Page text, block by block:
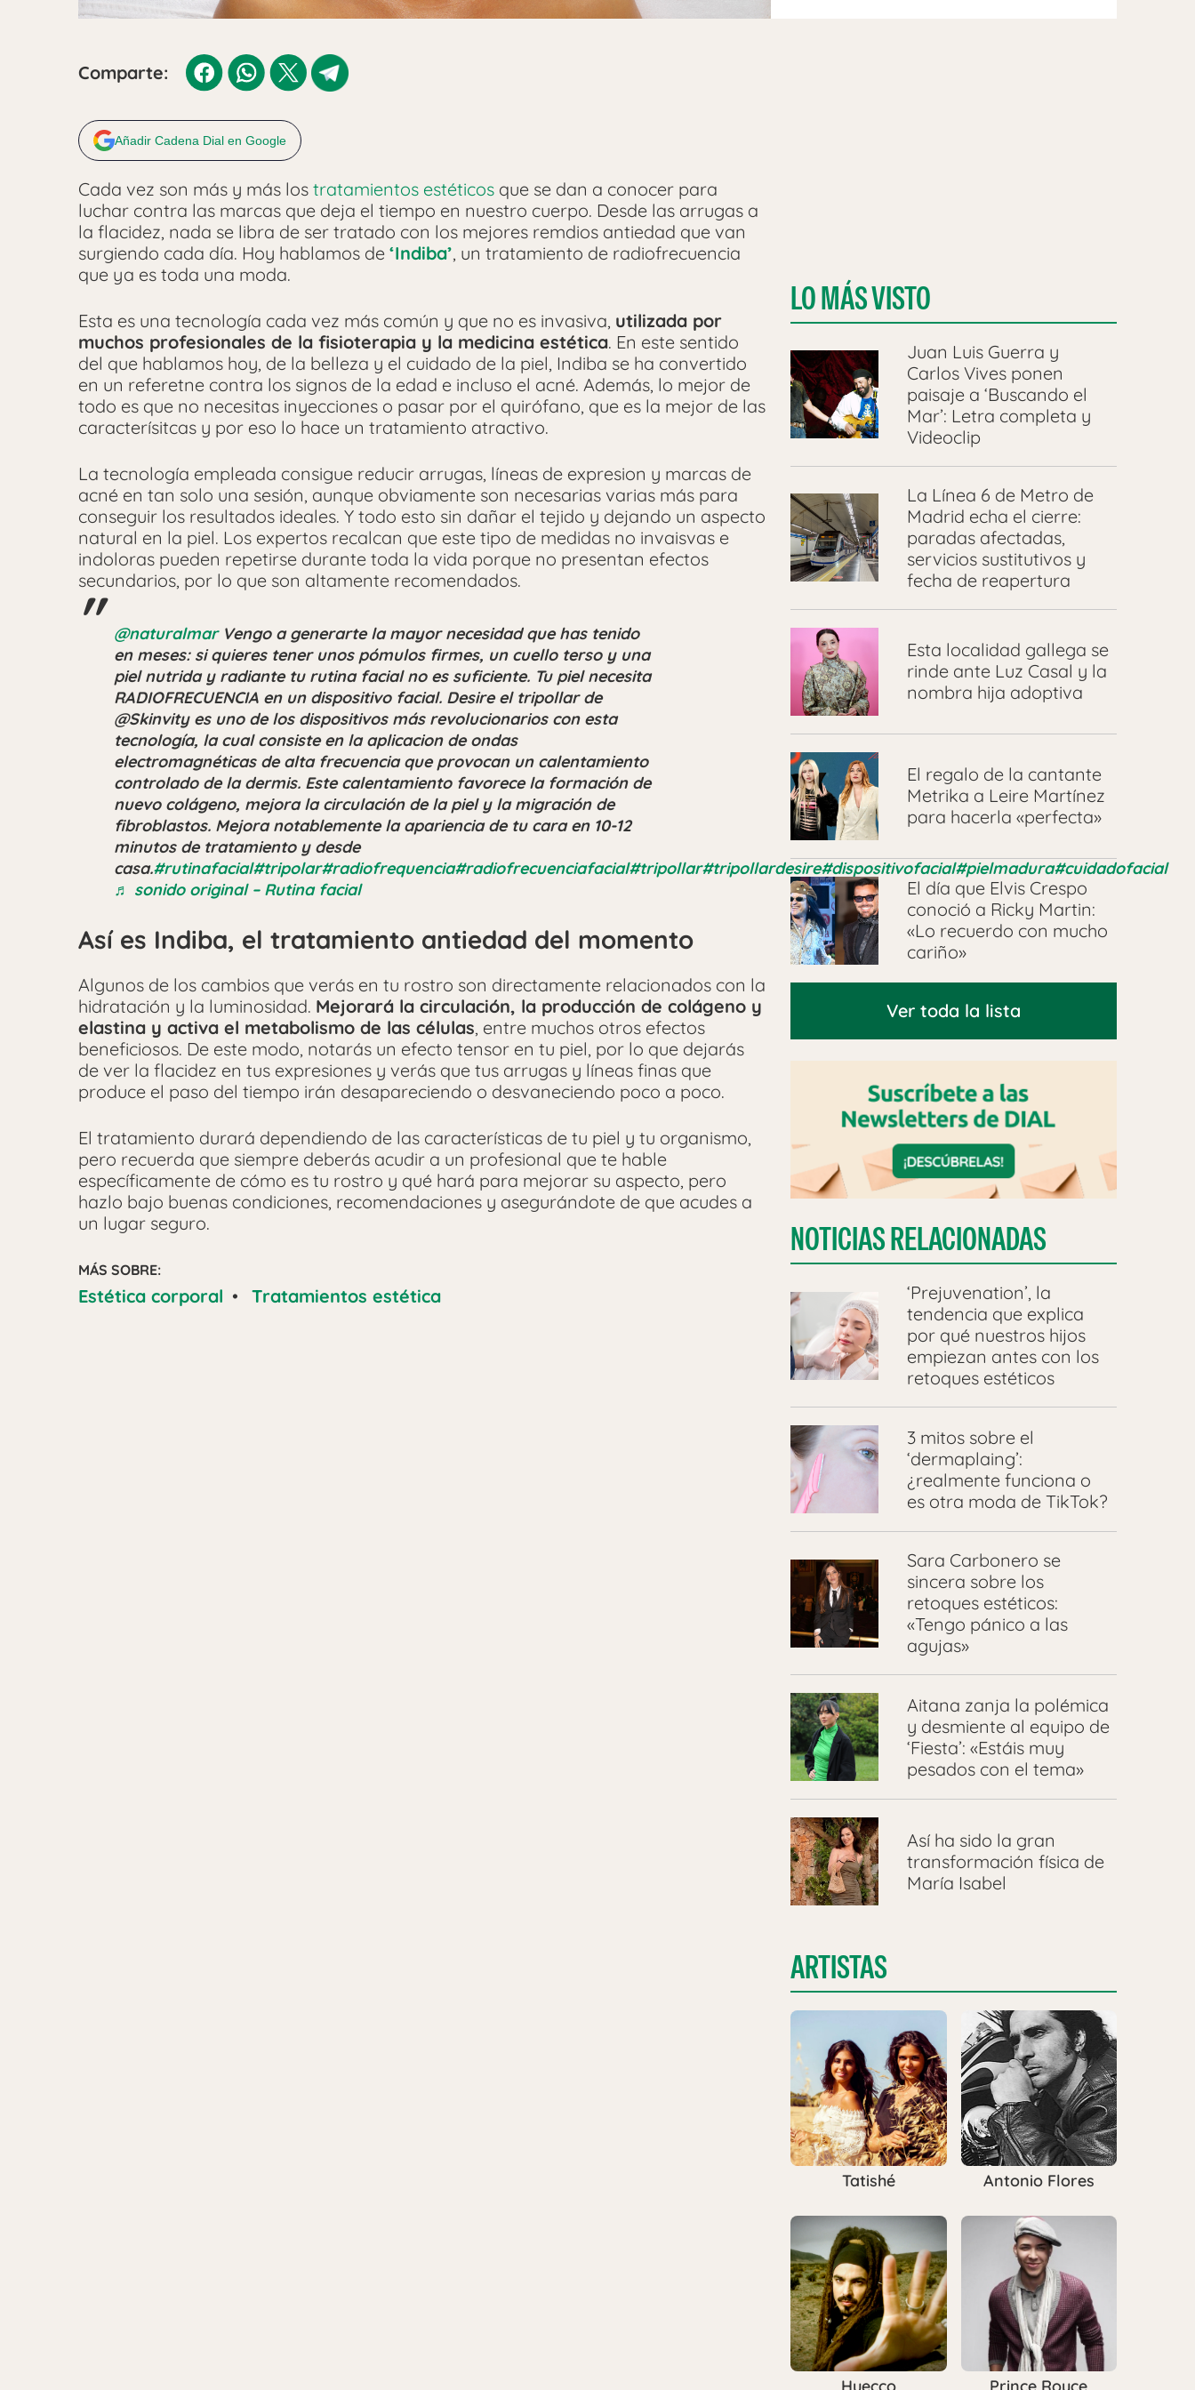
Comparte:
Añadir Cadena Dial en Google
Cada vez son más y más los tratamientos estéticos que se dan a conocer para
luchar contra las marcas que deja el tiempo en nuestro cuerpo. Desde las arrugas a
la flacidez, nada se libra de ser tratado con los mejores remdios antiedad que van
surgiendo cada día. Hoy hablamos de ‘Indiba’, un tratamiento de radiofrecuencia
que ya es toda una moda.
Esta es una tecnología cada vez más común y que no es invasiva, utilizada por
muchos profesionales de la fisioterapia y la medicina estética. En este sentido
del que hablamos hoy, de la belleza y el cuidado de la piel, Indiba se ha convertido
en un referetne contra los signos de la edad e incluso el acné. Además, lo mejor de
todo es que no necesitas inyecciones o pasar por el quirófano, que es la mejor de las
caracterísitcas y por eso lo hace un tratamiento atractivo.
La tecnología empleada consigue reducir arrugas, líneas de expresion y marcas de
acné en tan solo una sesión, aunque obviamente son necesarias varias más para
conseguir los resultados ideales. Y todo esto sin dañar el tejido y dejando un aspecto
natural en la piel. Los expertos recalcan que este tipo de medidas no invaisvas e
indoloras pueden repetirse durante toda la vida porque no presentan efectos
secundarios, por lo que son altamente recomendados.
@naturalmarVengo a generarte la mayor necesidad que has tenido
en meses: si quieres tener unos pómulos firmes, un cuello terso y una
piel nutrida y radiante tu rutina facial no es suficiente. Tu piel necesita
RADIOFRECUENCIA en un dispositivo facial. Desire el tripollar de
@Skinvity es uno de los dispositivos más revolucionarios con esta
tecnología, la cual consiste en la aplicacion de ondas
electromagnéticas de alta frecuencia que provocan un calentamiento
controlado de la dermis. Este calentamiento favorece la formación de
nuevo colágeno, mejora la circulación de la piel y la migración de
fibroblastos. Mejora notablemente la apariencia de tu cara en 10-12
minutos de tratamiento y desde
casa.#rutinafacial#tripolar#radiofrequencia#radiofrecuenciafacial#tripollar#tripollardesire#dispositivofacial#pielmadura#cuidadofacial
♬ sonido original – Rutina facial
Así es Indiba, el tratamiento antiedad del momento
Algunos de los cambios que verás en tu rostro son directamente relacionados con la
hidratación y la luminosidad. Mejorará la circulación, la producción de colágeno y
elastina y activa el metabolismo de las células, entre muchos otros efectos
beneficiosos. De este modo, notarás un efecto tensor en tu piel, por lo que dejarás
de ver la flacidez en tus expresiones y verás que tus arrugas y líneas finas que
produce el paso del tiempo irán desapareciendo o desvaneciendo poco a poco.
El tratamiento durará dependiendo de las características de tu piel y tu organismo,
pero recuerda que siempre deberás acudir a un profesional que te hable
específicamente de cómo es tu rostro y qué hará para mejorar su aspecto, pero
hazlo bajo buenas condiciones, recomendaciones y asegurándote de que acudes a
un lugar seguro.
MÁS SOBRE:
Estética corporal • Tratamientos estética
LO MÁS VISTO
Juan Luis Guerra y
Carlos Vives ponen
paisaje a ‘Buscando el
Mar’: Letra completa y
Videoclip
La Línea 6 de Metro de
Madrid echa el cierre:
paradas afectadas,
servicios sustitutivos y
fecha de reapertura
Esta localidad gallega se
rinde ante Luz Casal y la
nombra hija adoptiva
El regalo de la cantante
Metrika a Leire Martínez
para hacerla «perfecta»
El día que Elvis Crespo
conoció a Ricky Martin:
«Lo recuerdo con mucho
cariño»
Ver toda la lista
NOTICIAS RELACIONADAS
‘Prejuvenation’, la
tendencia que explica
por qué nuestros hijos
empiezan antes con los
retoques estéticos
3 mitos sobre el
‘dermaplaing’:
¿realmente funciona o
es otra moda de TikTok?
Sara Carbonero se
sincera sobre los
retoques estéticos:
«Tengo pánico a las
agujas»
Aitana zanja la polémica
y desmiente al equipo de
‘Fiesta’: «Estáis muy
pesados con el tema»
Así ha sido la gran
transformación física de
María Isabel
ARTISTAS
Tatishé Antonio Flores